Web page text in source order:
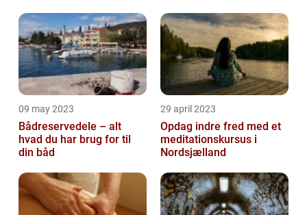
09 may 2023
Bådreservedele – alt
hvad du har brug for til
din båd
29 april 2023
Opdag indre fred med et
meditationskursus i
Nordsjælland